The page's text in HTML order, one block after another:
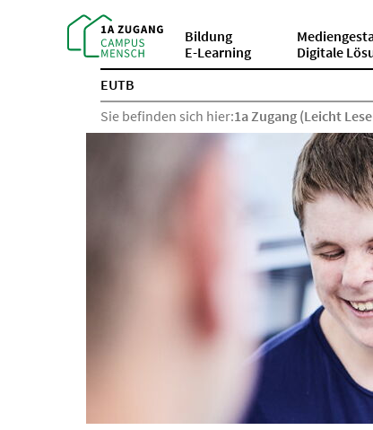
Bildung
E-Learning
Digitale
EUTB
Sie befinden sich hier:1a Zugang (Leicht